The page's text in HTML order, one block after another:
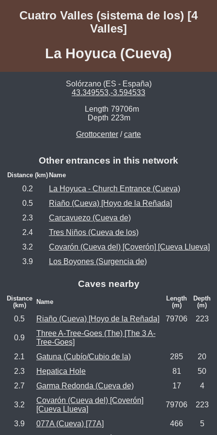
Cuatro Valles (sistema de los) [4
Valles]
La Hoyuca (Cueva)
Solórzano (ES - España)
43.349553,-3.594533
Length 79706m
Depth 223m
Grottocenter /carte
Other entrances in this network
Distance (km) Name
0.2
La Hoyuca - Church Entrance (Cueva)
0.5
Riaño (Cueva) [Hoyo de la Reñada]
2.3
Carcavuezo (Cueva de)
2.4
Tres Niños (Cueva de los)
3.2
Covarón (Cueva del) [Coverón] [Cueva Llueva]
3.9
Los Boyones (Surgencia de)
Caves nearby
Distance
(km)
Name
Length
(m)
Depth
(m)
0.5 Riaño (Cueva) [Hoyo de la Reñada] 79706 223
0.9
Three A-Tree-Goes (The) [The 3 A-
Tree-Goes]
2.1
Gatuna (Cubío/Cubio de la) 285
20
2.3
Hepatica Hole 81
50
2.7
Garma Redonda (Cueva de) 17 4
3.2
Covarón (Cueva del) [Coverón]
[Cueva Llueva]
79706 223
3.9 077A (Cueva) [77A] 466
5